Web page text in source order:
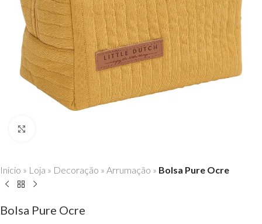
Início » Loja » Decoração » Arrumação » Bolsa Pure Ocre
Bolsa Pure Ocre